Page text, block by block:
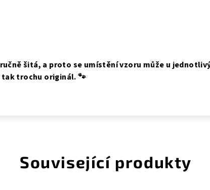
šitá, a proto se umístění vzoru může u
trochu originál. 🐾
Související produkty